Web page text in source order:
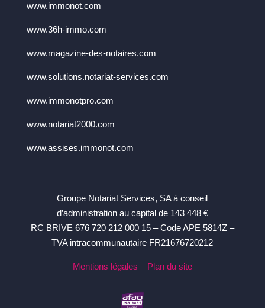
www.immonot.com
www.36h-immo.com
www.magazine-des-notaires.com
www.solutions.notariat-services.com
www.immonotpro.com
www.notariat2000.com
www.assises.immonot.com
Groupe Notariat Services, SA à conseil
d’administration au capital de 143 448 €
RC BRIVE 676 720 212 000 15 – Code APE 5814Z –
TVA intracommunautaire FR21676720212
Mentions légales – Plan du site